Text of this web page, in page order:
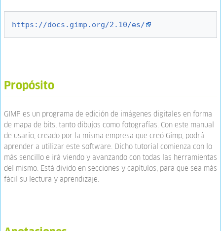
https://docs.gimp.org/2.10/es/
Propósito
GIMP es un programa de edición de imágenes digitales en forma
de mapa de bits, tanto dibujos como fotografías. Con este manual
de usario, creado por la misma empresa que creó Gimp, podrá
aprender a utilizar este software. Dicho tutorial comienza con lo
más sencillo e irá viendo y avanzando con todas las herramientas
del mismo. Está divido en secciones y capítulos, para que sea más
fácil su lectura y aprendizaje.